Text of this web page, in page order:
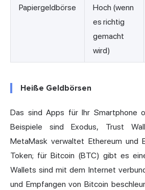
Papiergeldbörse
Hoch (wenn
es richtig
gemacht
wird)
Heiße Geldbörsen
Das sind Apps für Ihr Smartphone
Beispiele sind Exodus, Trust
MetaMask verwaltet Ethereum und
Token; für Bitcoin (BTC) gibt es
Wallets sind mit dem Internet
und Empfangen von Bitcoin